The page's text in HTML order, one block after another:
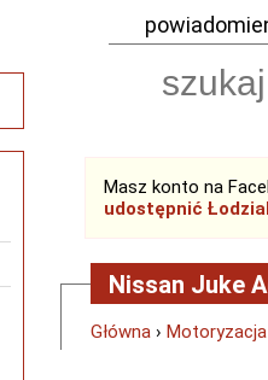
Masz konto na
udostępnić
Nissan Juke
Główna › Motoryzacja